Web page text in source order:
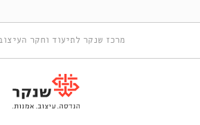
מרכז שנקר לתיעוד וחקר